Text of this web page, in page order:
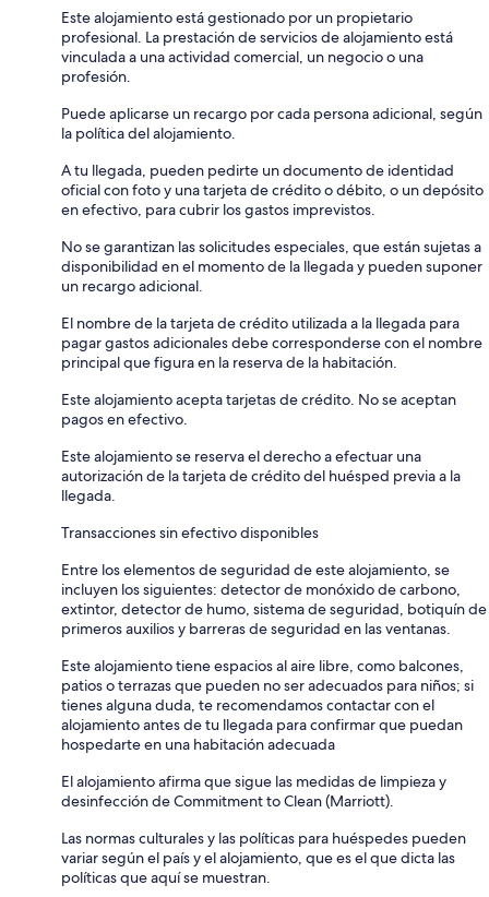
Este alojamiento está gestionado por un propietario
profesional. La prestación de servicios de alojamiento está
vinculada a una actividad comercial, un negocio o una
profesión.
Puede aplicarse un recargo por cada persona adicional, según
la política del alojamiento.
A tu llegada, pueden pedirte un documento de identidad
oficial con foto y una tarjeta de crédito o débito, o un depósito
en efectivo, para cubrir los gastos imprevistos.
No se garantizan las solicitudes especiales, que están sujetas a
disponibilidad en el momento de la llegada y pueden suponer
un recargo adicional.
El nombre de la tarjeta de crédito utilizada a la llegada para
pagar gastos adicionales debe corresponderse con el nombre
principal que figura en la reserva de la habitación.
Este alojamiento acepta tarjetas de crédito. No se aceptan
pagos en efectivo.
Este alojamiento se reserva el derecho a efectuar una
autorización de la tarjeta de crédito del huésped previa a la
llegada.
Transacciones sin efectivo disponibles
Entre los elementos de seguridad de este alojamiento, se
incluyen los siguientes: detector de monóxido de carbono,
extintor, detector de humo, sistema de seguridad, botiquín de
primeros auxilios y barreras de seguridad en las ventanas.
Este alojamiento tiene espacios al aire libre, como balcones,
patios o terrazas que pueden no ser adecuados para niños; si
tienes alguna duda, te recomendamos contactar con el
alojamiento antes de tu llegada para confirmar que puedan
hospedarte en una habitación adecuada
El alojamiento afirma que sigue las medidas de limpieza y
desinfección de Commitment to Clean (Marriott).
Las normas culturales y las políticas para huéspedes pueden
variar según el país y el alojamiento, que es el que dicta las
políticas que aquí se muestran.